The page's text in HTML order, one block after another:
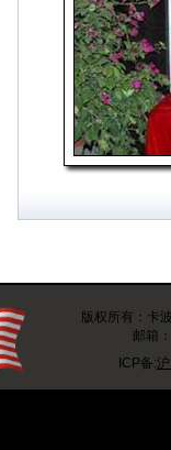
版权所有：卡
邮箱
ICP备: